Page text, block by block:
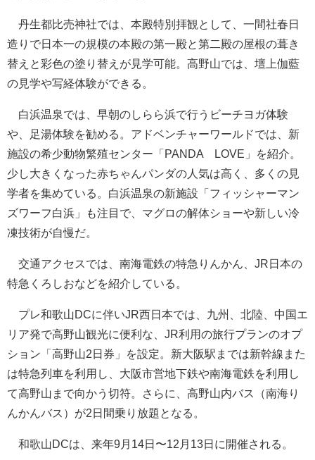
丹生都比売神社では、本殿特別拝観として、一間社春日
造りで日本一の規模の本殿の第一殿と第二殿の屋根の葺き
替えと彩色の塗り替えが見学可能。高野山では、壇上伽藍
の見学や写経体験ができる。
白浜温泉では、早朝のしらら浜で行うビーチヨガ体験
や、足湯体験を勧める。アドベンチャーワールドでは、新
施設の希少動物繁殖センター「PANDA LOVE」を紹介。
少し大きくなった赤ちゃんパンダの人気は高く、多くの見
学者を集めている。白浜温泉の新施設「フィッシャーマン
ズワーフ白浜」も注目で、マグロの解体ショーや新しい冷
凍技術が自慢だ。
交通アクセスでは、南海電鉄の特急りんかん、JR日本の
特急くろしおなどを紹介している。
プレ和歌山DCに伴いJR西日本では、九州、北陸、中国エ
リア発で高野山観光に便利な、JR利用の旅行プランのオプ
ション「高野山2日券」を設定。新大阪駅までは新幹線また
は特急列車を利用し、大阪市営地下鉄や南海電鉄を利用し
て高野山まで向かう切符。さらに、高野山内バス（南海り
んかんバス）が2日間乗り放題となる。
和歌山DCは、来年9月14日〜12月13日に開催される。